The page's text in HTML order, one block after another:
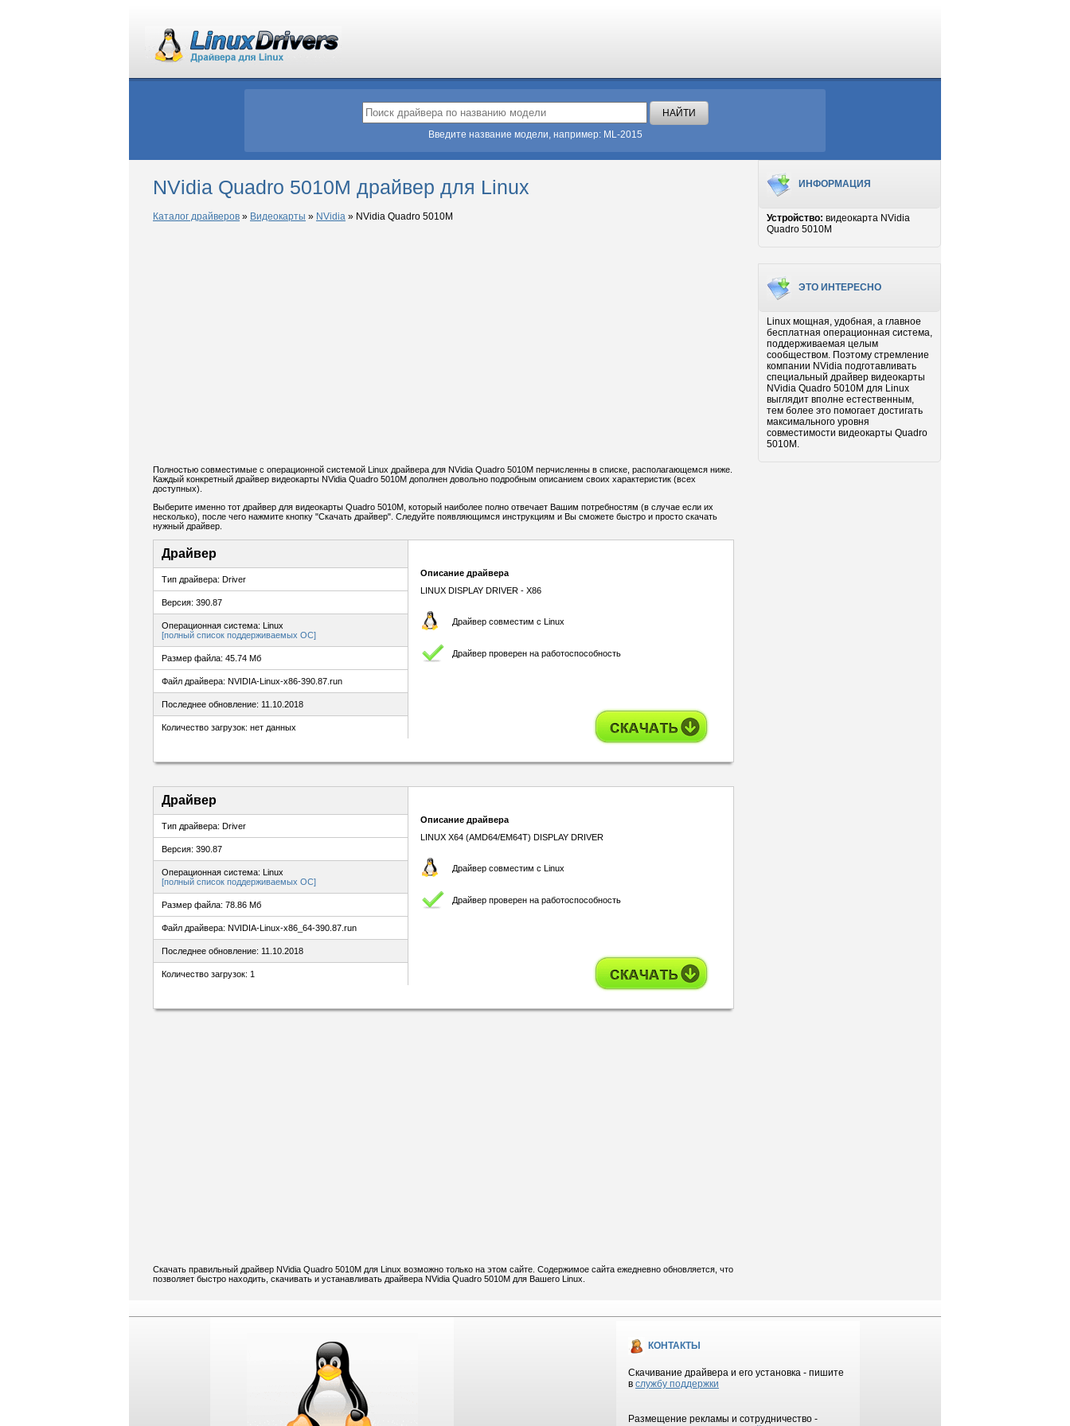
Введите название модели, например: ML-2015
NVidia Quadro 5010M драйвер для Linux
Каталог драйверов » Видеокарты » NVidia » NVidia Quadro 5010M
Полностью совместимые с операционной системой Linux драйвера для NVidia Quadro 5010M перчисленны в списке, располагающемся ниже.
Каждый конкретный драйвер видеокарты NVidia Quadro 5010M дополнен довольно подробным описанием своих характеристик (всех
доступных).
Выберите именно тот драйвер для видеокарты Quadro 5010M, который наиболее полно отвечает Вашим потребностям (в случае если их
несколько), после чего нажмите кнопку "Скачать драйвер". Следуйте появляющимся инструкциям и Вы сможете быстро и просто скачать
нужный драйвер.
Драйвер
Тип драйвера: Driver
Версия: 390.87
Операционная система: Linux
[полный список поддерживаемых ОС]
Размер файла: 45.74 Мб
Файл драйвера: NVIDIA-Linux-x86-390.87.run
Последнее обновление: 11.10.2018
Количество загрузок: нет данных
Описание драйвера
LINUX DISPLAY DRIVER - X86
Драйвер совместим с Linux
Драйвер проверен на работоспособность
Драйвер
Тип драйвера: Driver
Версия: 390.87
Операционная система: Linux
[полный список поддерживаемых ОС]
Размер файла: 78.86 Мб
Файл драйвера: NVIDIA-Linux-x86_64-390.87.run
Последнее обновление: 11.10.2018
Количество загрузок: 1
Описание драйвера
LINUX X64 (AMD64/EM64T) DISPLAY DRIVER
Драйвер совместим с Linux
Драйвер проверен на работоспособность
Скачать правильный драйвер NVidia Quadro 5010M для Linux возможно только на этом сайте. Содержимое сайта ежедневно обновляется, что
позволяет быстро находить, скачивать и устанавливать драйвера NVidia Quadro 5010M для Вашего Linux.
ИНФОРМАЦИЯ
Устройство: видеокарта NVidia
Quadro 5010M
ЭТО ИНТЕРЕСНО
Linux мощная, удобная, а главное
бесплатная операционная система,
поддерживаемая целым
сообществом. Поэтому стремление
компании NVidia подготавливать
специальный драйвер видеокарты
NVidia Quadro 5010M для Linux
выглядит вполне естественным,
тем более это помогает достигать
максимального уровня
совместимости видеокарты Quadro
5010M.
КОНТАКТЫ
Скачивание драйвера и его установка - пишите
в службу поддержки
Размещение рекламы и сотрудничество -